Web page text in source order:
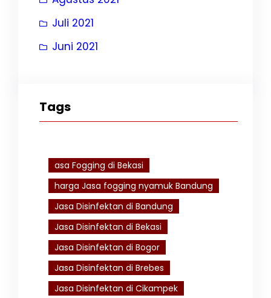
Juli 2021
Juni 2021
Tags
asa Fogging di Bekasi
harga Jasa fogging nyamuk Bandung
Jasa Disinfektan di Bandung
Jasa Disinfektan di Bekasi
Jasa Disinfektan di Bogor
Jasa Disinfektan di Brebes
Jasa Disinfektan di Cikampek